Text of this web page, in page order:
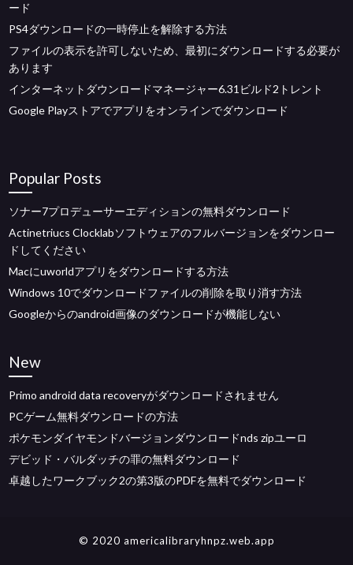
ード
PS4ダウンロードの一時停止を解除する方法
ファイルの表示を許可しないため、最初にダウンロードする必要が
あります
インターネットダウンロードマネージャー6.31ビルド2トレント
Google Playストアでアプリをオンラインでダウンロード
Popular Posts
ソナー7プロデューサーエディションの無料ダウンロード
Actinetriucs Clocklabソフトウェアのフルバージョンをダウンロー
ドしてください
Macにuworldアプリをダウンロードする方法
Windows 10でダウンロードファイルの削除を取り消す方法
Googleからのandroid画像のダウンロードが機能しない
New
Primo android data recoveryがダウンロードされません
PCゲーム無料ダウンロードの方法
ポケモンダイヤモンドバージョンダウンロードnds zipユーロ
デビッド・バルダッチの罪の無料ダウンロード
卓越したワークブック2の第3版のPDFを無料でダウンロード
© 2020 americalibraryhnpz.web.app